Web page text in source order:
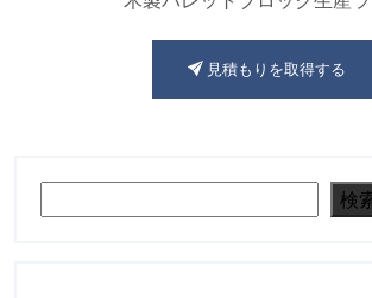
検
見積もりを取得する